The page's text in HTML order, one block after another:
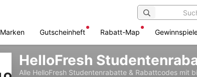
Marken Gutscheinheft Rabatt-Map
HelloFresh
Alle HelloFresh Studentenrabatte & Rabattcodes mit